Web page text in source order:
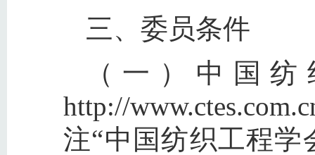
三、委员条件
（一）中国
http://
注“中国纺织工程学